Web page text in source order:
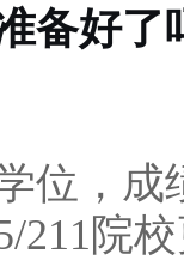
备好了
位，
211院